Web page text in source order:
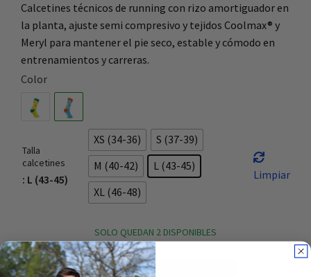
Calcetines técnicos de running con rizo amortiguador en
la planta, ajuste semi compresivo y tejidos Coolmax® y
Meryl para mantener el pie seco, estable y cómodo en
entrenamientos y carreras.
Color
Talla
calcetines
: L (43-45)
XS (34-36)
S (37-39)
M (40-42)
L (43-45)
XL (46-48)
Limpiar
SOLO QUEDAN 2 DISPONIBLES